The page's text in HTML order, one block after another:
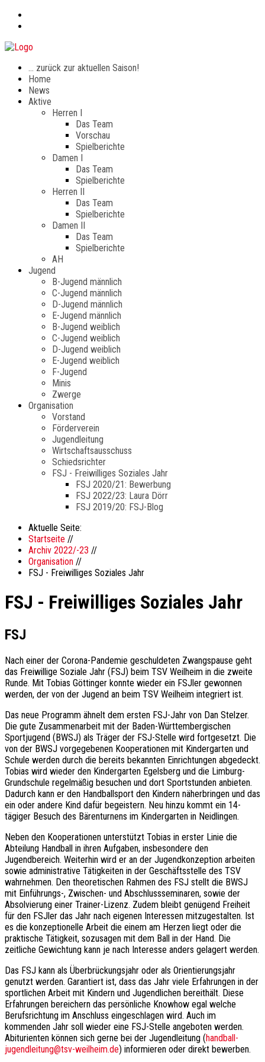
… zurück zur aktuellen Saison!
Home
News
Aktive
Herren I
Das Team
Vorschau
Spielberichte
Damen I
Das Team
Spielberichte
Herren II
Das Team
Spielberichte
Damen II
Das Team
Spielberichte
AH
Jugend
B-Jugend männlich
C-Jugend männlich
D-Jugend männlich
E-Jugend männlich
B-Jugend weiblich
C-Jugend weiblich
D-Jugend weiblich
E-Jugend weiblich
F-Jugend
Minis
Zwerge
Organisation
Vorstand
Förderverein
Jugendleitung
Wirtschaftsausschuss
Schiedsrichter
FSJ - Freiwilliges Soziales Jahr
FSJ 2020/21: Bewerbung
FSJ 2022/23: Laura Dörr
FSJ 2019/20: FSJ-Blog
Aktuelle Seite:
Startseite //
Archiv 2022/-23 //
Organisation //
FSJ - Freiwilliges Soziales Jahr
FSJ - Freiwilliges Soziales Jahr
FSJ
Nach einer der Corona-Pandemie geschuldeten Zwangspause geht
das Freiwillige Soziale Jahr (FSJ) beim TSV Weilheim in die zweite
Runde. Mit Tobias Göttinger konnte wieder ein FSJler gewonnen
werden, der von der Jugend an beim TSV Weilheim integriert ist.
Das neue Programm ähnelt dem ersten FSJ-Jahr von Dan Stelzer.
Die gute Zusammenarbeit mit der Baden-Württembergischen
Sportjugend (BWSJ) als Träger der FSJ-Stelle wird fortgesetzt. Die
von der BWSJ vorgegebenen Kooperationen mit Kindergarten und
Schule werden durch die bereits bekannten Einrichtungen abgedeckt.
Tobias wird wieder den Kindergarten Egelsberg und die Limburg-
Grundschule regelmäßig besuchen und dort Sportstunden anbieten.
Dadurch kann er den Handballsport den Kindern näherbringen und das
ein oder andere Kind dafür begeistern. Neu hinzu kommt ein 14-
tägiger Besuch des Bärenturnens im Kindergarten in Neidlingen.
Neben den Kooperationen unterstützt Tobias in erster Linie die
Abteilung Handball in ihren Aufgaben, insbesondere den
Jugendbereich. Weiterhin wird er an der Jugendkonzeption arbeiten
sowie administrative Tätigkeiten in der Geschäftsstelle des TSV
wahrnehmen. Den theoretischen Rahmen des FSJ stellt die BWSJ
mit Einführungs-, Zwischen- und Abschlussseminaren, sowie der
Absolvierung einer Trainer-Lizenz. Zudem bleibt genügend Freiheit
für den FSJler das Jahr nach eigenen Interessen mitzugestalten. Ist
es die konzeptionelle Arbeit die einem am Herzen liegt oder die
praktische Tätigkeit, sozusagen mit dem Ball in der Hand. Die
zeitliche Gewichtung kann je nach Interesse anders gelagert werden.
Das FSJ kann als Überbrückungsjahr oder als Orientierungsjahr
genutzt werden. Garantiert ist, dass das Jahr viele Erfahrungen in der
sportlichen Arbeit mit Kindern und Jugendlichen bereithält. Diese
Erfahrungen bereichern das persönliche Knowhow egal welche
Berufsrichtung im Anschluss eingeschlagen wird. Auch im
kommenden Jahr soll wieder eine FSJ-Stelle angeboten werden.
Abiturienten können sich gerne bei der Jugendleitung (handball-
jugendleitung@tsv-weilheim.de) informieren oder direkt bewerben.